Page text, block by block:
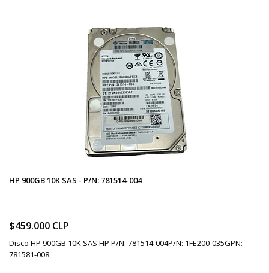
HP 900GB 10K SAS - P/N: 781514-004
$459.000 CLP
Disco HP 900GB 10K SAS HP P/N: 781514-004P/N: 1FE200-035GPN:
781581-008